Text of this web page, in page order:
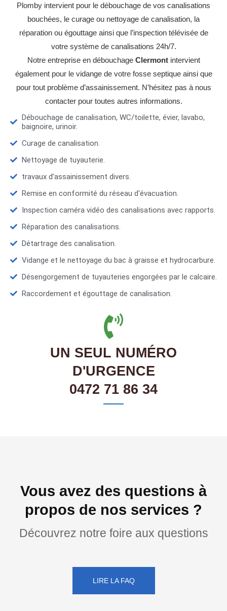
Plomby intervient pour le débouchage de vos canalisations
bouchées, le curage ou nettoyage de canalisation, la
réparation ou égouttage ainsi que l’inspection télévisée de
votre système de canalisations 24h/7.
Notre entreprise en débouchage Clermontintervient
également pour le vidange de votre fosse septique ainsi que
pour tout problème d’assainissement. N’hésitez pas à nous
contacter pour toutes autres informations.
Débouchage de canalisation, WC/toilette, évier, lavabo,
baignoire, urinoir.
Curage de canalisation.
Nettoyage de tuyauterie.
travaux d’assainissement divers.
Remise en conformité du réseau d'évacuation.
Inspection caméra vidéo des canalisations avec rapports.
Réparation des canalisations.
Détartrage des canalisation.
Vidange et le nettoyage du bac à graisse et hydrocarbure.
Désengorgement de tuyauteries engorgées par le calcaire.
Raccordement et égouttage de canalisation.
UN SEUL NUMÉRO
D'URGENCE
0472 71 86 34
Vous avez des questions à
propos de nos services ?
Découvrez notre foire aux questions
LIRE LA FAQ